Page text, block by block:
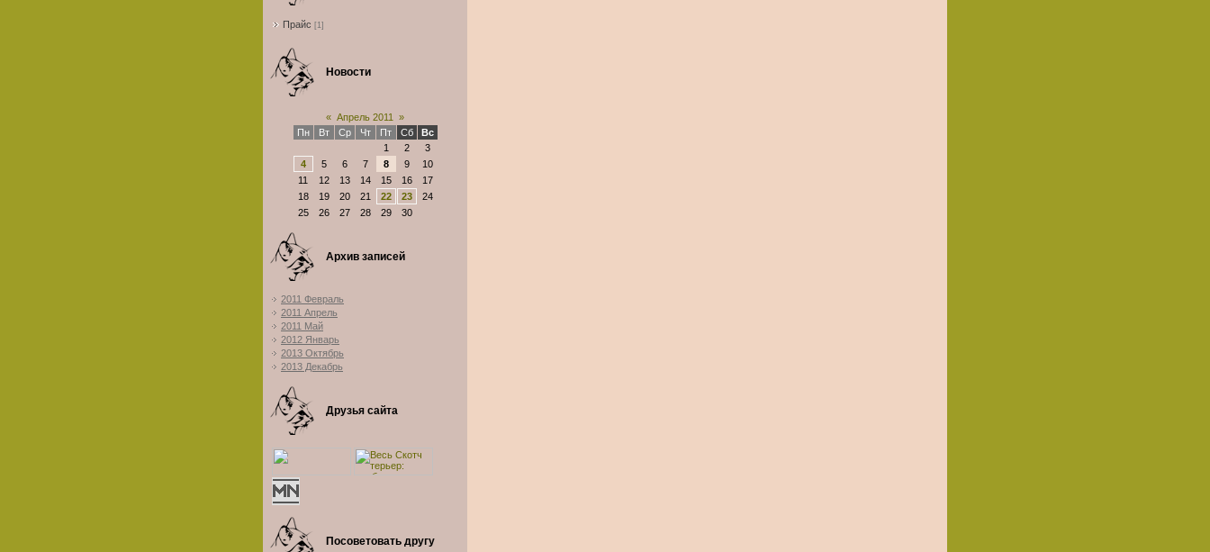
Прайс [1]
Новости
« Апрель 2011
»
Пн
Вт Ср Чт Пт Сб
Вс
1
2
3
4
5 6 7 8 9
10
11
12 13 14 15 16
17
18
19 20 21 22 23
24
25
26 27 28 29 30
Архив записей
2011 Февраль
2011 Апрель
2011 Май
2012 Январь
2013 Октябрь
2013 Декабрь
Друзья сайта
Посоветовать другу